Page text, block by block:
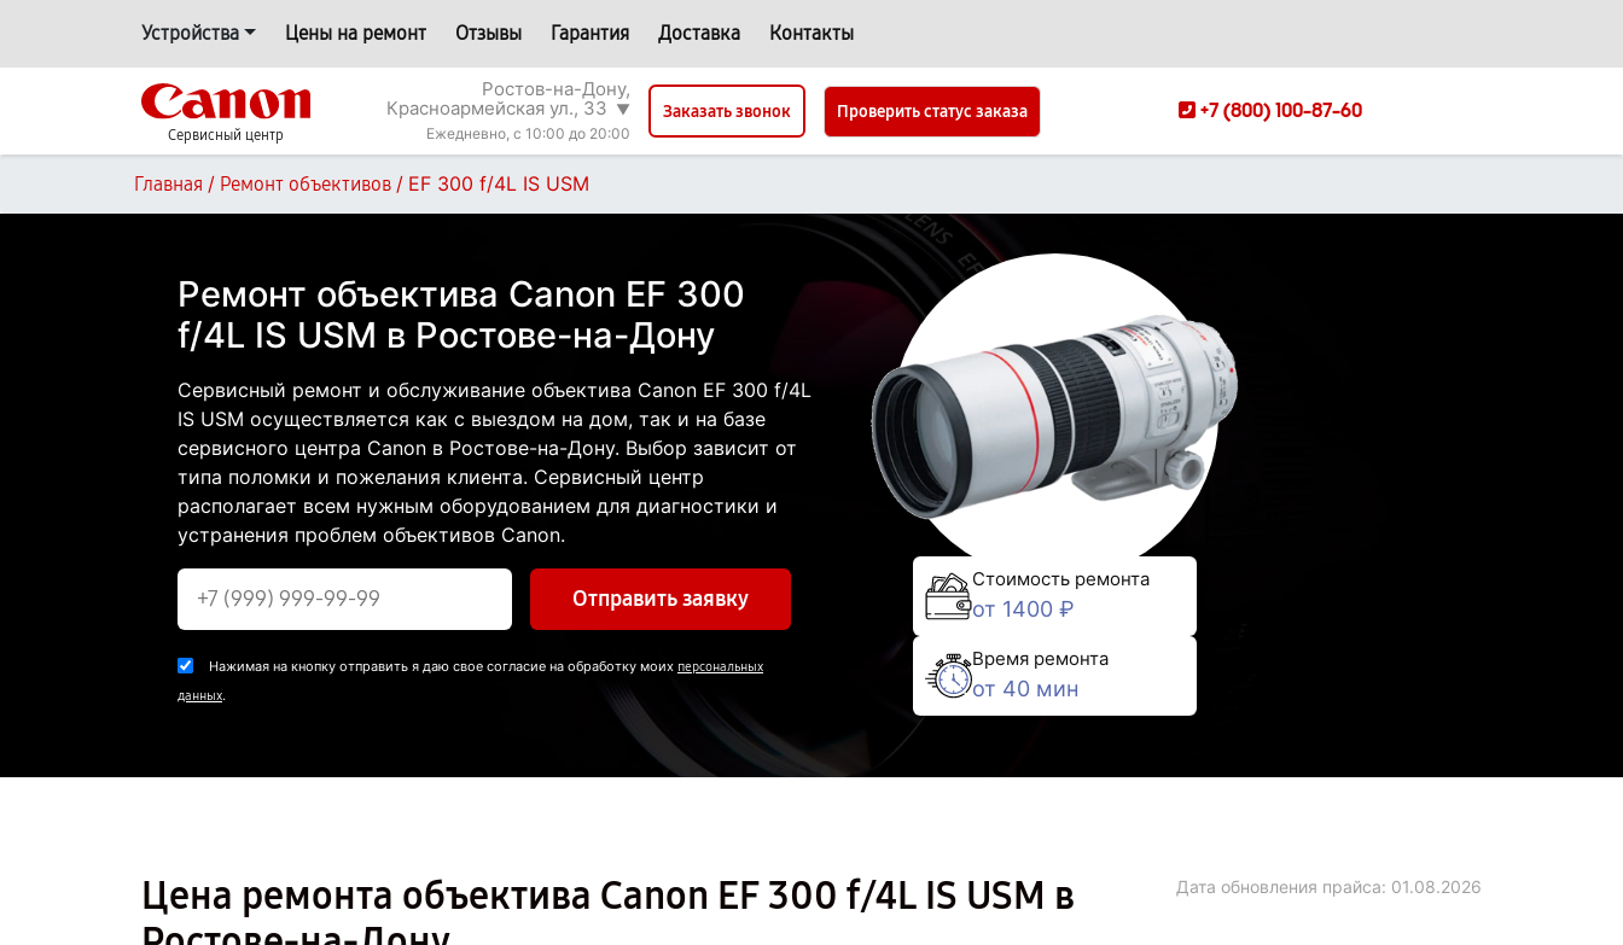
Устройства Цены на ремонт Отзывы Гарантия Доставка Контакты
Сервисный центр
Ростов-на-Дону,
Красноармейская ул., 33 ▼
Ежедневно, с 10:00 до 20:00
Заказать звонок Проверить статус заказа +7 (800) 100-87-60
Главная / Ремонт объективов / EF 300 f/4L IS USM
Ремонт объектива Canon EF 300
f/4L IS USM в Ростове-на-Дону
Сервисный ремонт и обслуживание объектива Canon EF 300 f/4L
IS USM осуществляется как с выездом на дом, так и на базе
сервисного центра Canon в Ростове-на-Дону. Выбор зависит от
типа поломки и пожелания клиента. Сервисный центр
располагает всем нужным оборудованием для диагностики и
устранения проблем объективов Canon.
Отправить заявку
Нажимая на кнопку отправить я даю свое согласие на обработку моих персональных
данных.
Стоимость ремонта
от 1400 ₽
Время ремонта
от 40 мин
Цена ремонта объектива Canon EF 300 f/4L IS USM в
Дата обновления прайса: 01.08.2026